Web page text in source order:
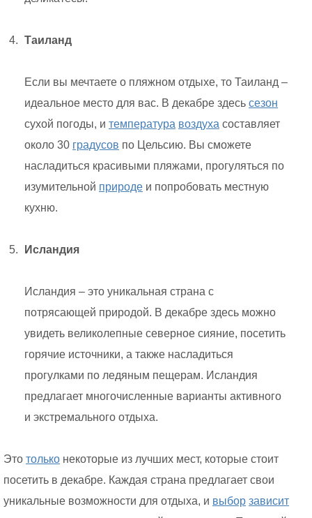
Таиланд
Если вы мечтаете о пляжном отдыхе, то Таиланд –
идеальное место для вас. В декабре здесь сезон
сухой погоды, и температура воздуха составляет
около 30 градусов по Цельсию. Вы сможете
насладиться красивыми пляжами, прогуляться по
изумительной природе и попробовать местную
кухню.
Исландия
Исландия – это уникальная страна с
потрясающей природой. В декабре здесь можно
увидеть великолепные северное сияние, посетить
горячие источники, а также насладиться
прогулками по ледяным пещерам. Исландия
предлагает многочисленные варианты активного
и экстремального отдыха.
Это только некоторые из лучших мест, которые стоит
посетить в декабре. Каждая страна предлагает свои
уникальные возможности для отдыха, и выбор зависит